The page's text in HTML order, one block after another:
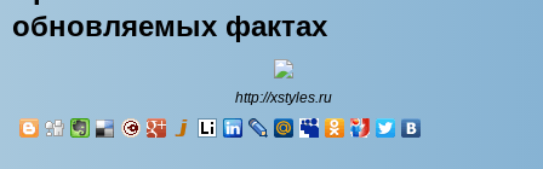
обновляемых фактах
http://xstyles.ru